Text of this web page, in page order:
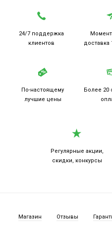
24/7 поддержка
клиентов
доставка
По-настоящему
лучшие цены
Более 20
Регулярные акции,
скидки, конкурсы
Магазин Отзывы